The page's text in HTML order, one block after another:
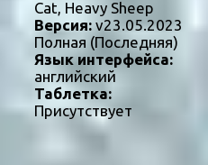
Cat, Heavy Sheep
Версия: v23.05.2023
Полная (Последняя)
Язык интерфейса:
английский
Таблетка:
Присутствует